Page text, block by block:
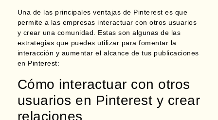
Una de las principales ventajas de Pinterest es que
permite a las empresas interactuar con otros usuarios
y crear una comunidad. Estas son algunas de las
estrategias que puedes utilizar para fomentar la
interacción y aumentar el alcance de tus publicaciones
en Pinterest:
Cómo interactuar con otros
usuarios en Pinterest y crear
relaciones